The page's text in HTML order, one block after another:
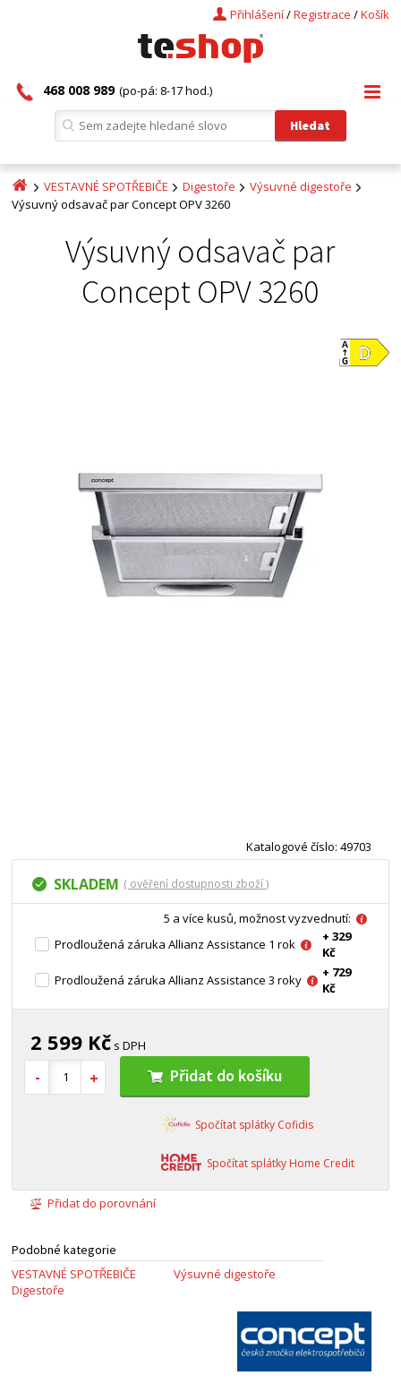
Košík
/
Registrace
/
Přihlášení
468 008 989 (po-pá: 8-17 hod.)
VESTAVNÉ SPOTŘEBIČE Digestoře
Výsuvné digestoře
Výsuvný odsavač par Concept OPV 3260
Výsuvný odsavač par
Concept OPV 3260
Katalogové číslo: 49703
SKLADEM ( ověření dostupnosti zboží )
5 a více kusů, možnost vyzvednutí:
Prodloužená záruka Allianz Assistance 1 rok
+ 329
Kč
Prodloužená záruka Allianz Assistance 3 roky
+ 729
Kč
2 599 Kč s DPH
Přidat do košíku
Spočítat splátky Cofidis
Spočítat splátky Home Credit
Přidat do porovnání
Podobné kategorie
VESTAVNÉ SPOTŘEBIČE
Digestoře
Výsuvné digestoře